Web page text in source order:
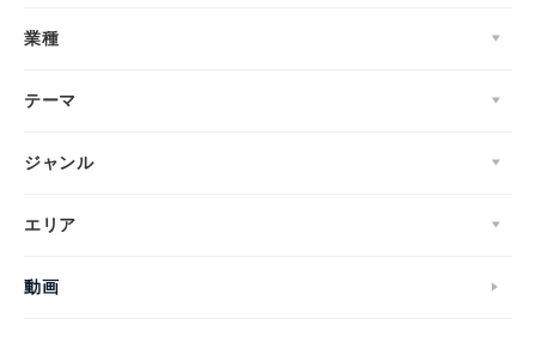
業種
テーマ
ジャンル
エリア
動画